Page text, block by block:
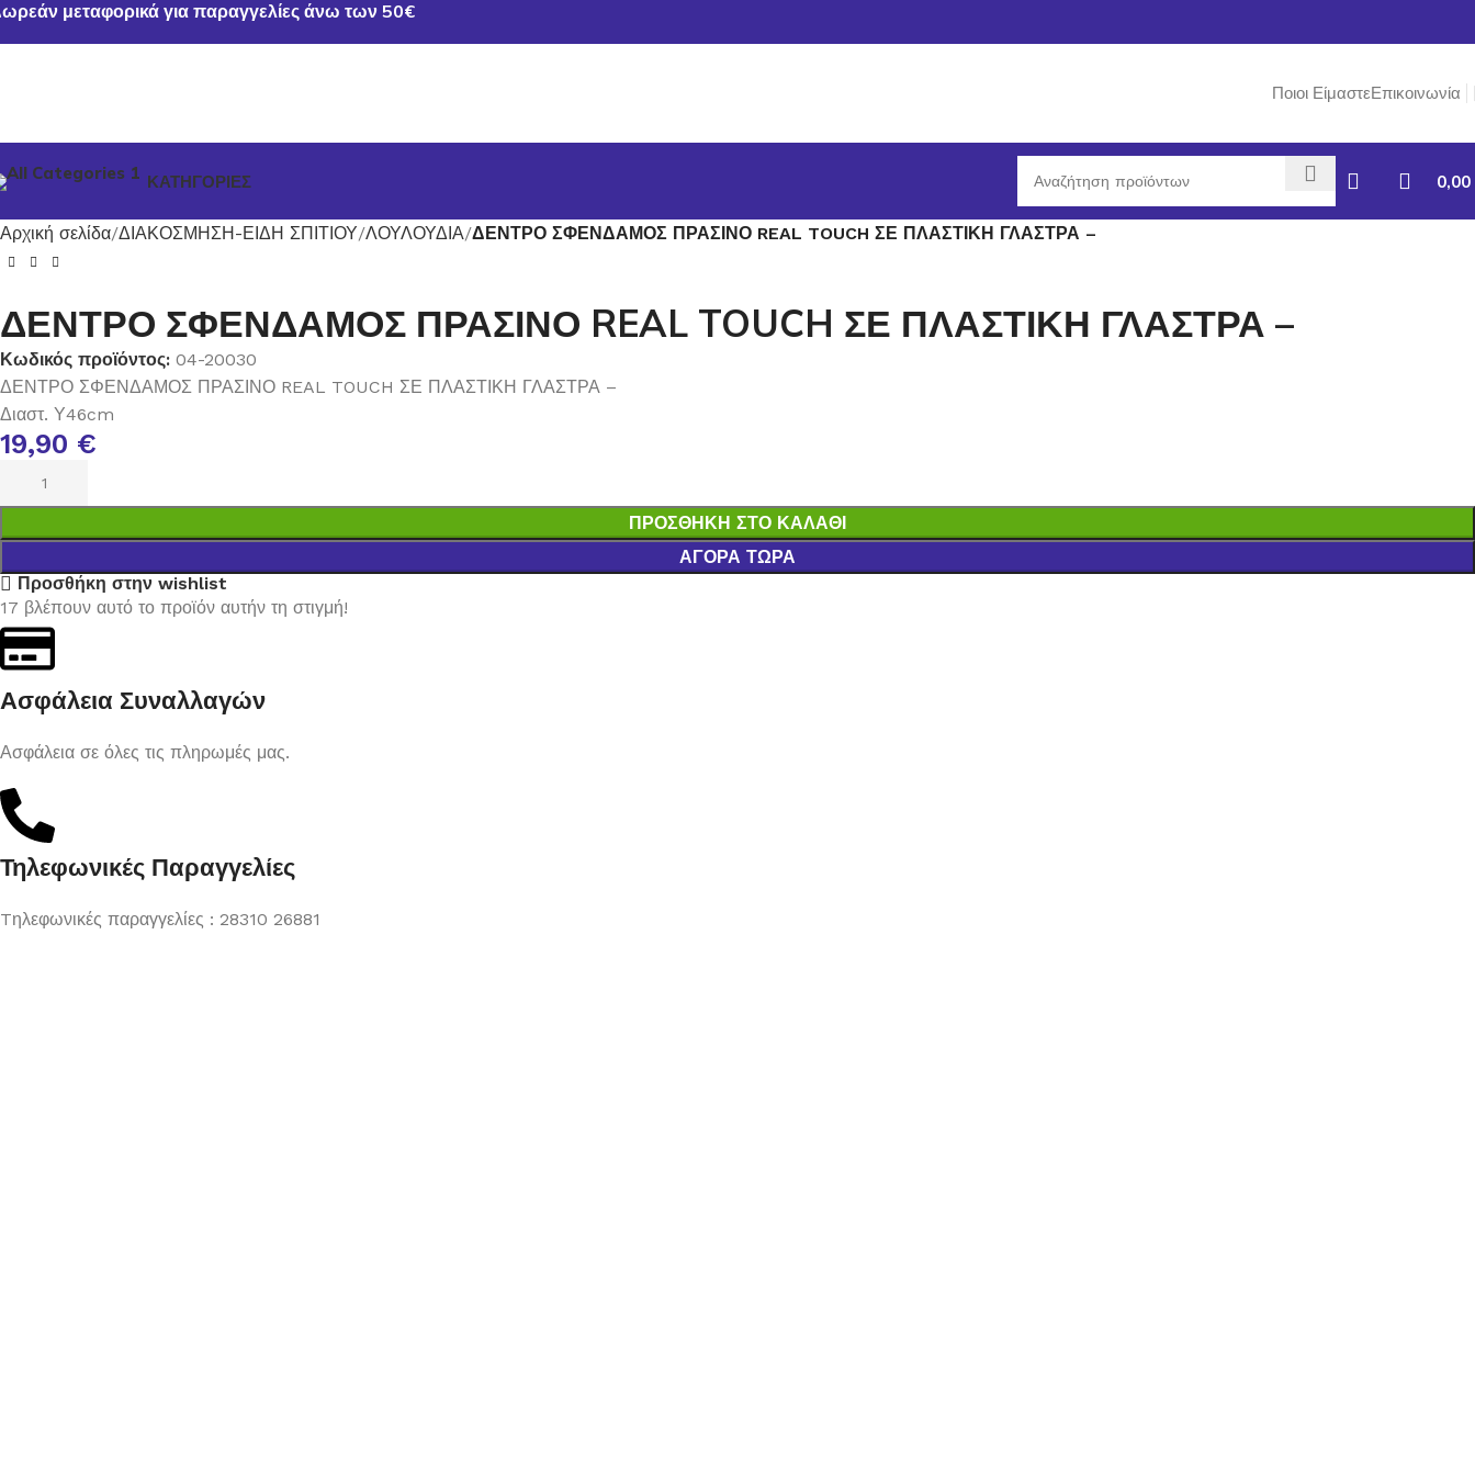
μεταφορικά για παραγγελίες άνω των 50€
Ποιοι ΕίμαστεΕπικοινωνία
ΚΑΤΗΓΟΡΙΕΣ 0,00
Αρχική σελίδα ΔΙΑΚΟΣΜΗΣΗ-ΕΙΔΗ ΣΠΙΤΙΟΥ ΛΟΥΛΟΥΔΙΑ ΔΕΝΤΡΟ ΣΦΕΝΔΑΜΟΣ ΠΡΑΣΙΝΟ REAL TOUCH ΣΕ ΠΛΑΣΤΙΚΗ ΓΛΑΣΤΡΑ –
ΔΕΝΤΡΟ ΣΦΕΝΔΑΜΟΣ ΠΡΑΣΙΝΟ REAL TOUCH ΣΕ ΠΛΑΣΤΙΚΗ ΓΛΑΣΤΡΑ –
Κωδικός προϊόντος: 04-20030
ΔΕΝΤΡΟ ΣΦΕΝΔΑΜΟΣ ΠΡΑΣΙΝΟ REAL TOUCH ΣΕ ΠΛΑΣΤΙΚΗ ΓΛΑΣΤΡΑ –
Διαστ. Υ46cm
19,90 €
ΠΡΟΣΘΉΚΗ ΣΤΟ ΚΑΛΆΘΙ
ΑΓΟΡΆ ΤΏΡΑ
Προσθήκη στην wishlist
17 βλέπουν αυτό το προϊόν αυτήν τη στιγμή!
Ασφάλεια Συναλλαγών
Ασφάλεια σε όλες τις πληρωμές μας.
Τηλεφωνικές Παραγγελίες
Tηλεφωνικές παραγγελίες : 28310 26881